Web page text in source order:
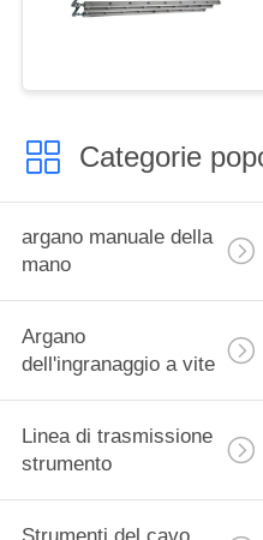
Categorie
argano manuale della
mano
Argano
dell'ingranaggio a vite
Linea di trasmissione
strumento